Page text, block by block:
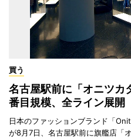
買う
名古屋駅前に「オニツ
番目規模、全ライン展開
日本のファッションブランド「
が8月7日、名古屋駅前に旗艦店「